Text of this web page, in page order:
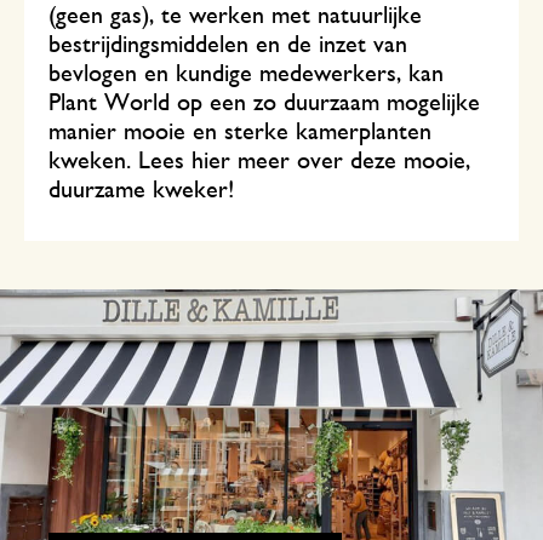
(geen gas), te werken met natuurlijke
bestrijdingsmiddelen en de inzet van
bevlogen en kundige medewerkers, kan
Plant World op een zo duurzaam mogelijke
manier mooie en sterke kamerplanten
kweken. Lees hier meer over deze mooie,
duurzame kweker!